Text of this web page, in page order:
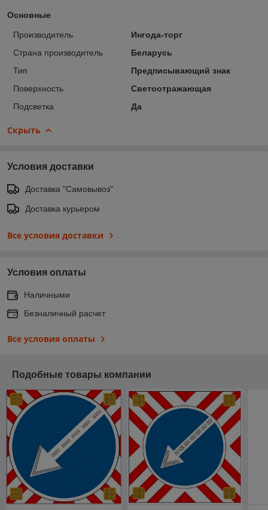
Основные
Производитель
Ингода-торг
Страна производитель
Беларусь
Тип
Предписывающий знак
Поверхность
Светоотражающая
Подсветка
Да
Скрыть
Условия доставки
Доставка "Самовывоз"
Доставка курьером
Все условия доставки
Условия оплаты
Наличными
Безналичный расчет
Все условия оплаты
Подобные товары компании